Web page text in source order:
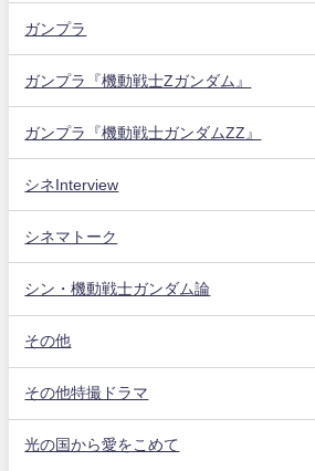
ガンプラ
ガンプラ『機動戦士Zガンダム』
ガンプラ『機動戦士ガンダムZZ』
シネInterview
シネマトーク
シン・機動戦士ガンダム論
その他
その他特撮ドラマ
光の国から愛をこめて